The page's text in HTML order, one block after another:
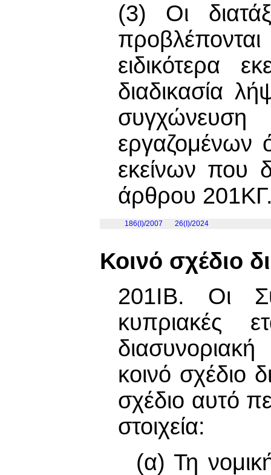
(3) Οι
ειδικότερα
διαδικασία
εργαζομένων
εκείνων που
άρθρου
186(I)/2007 26(I)/2024
Κοινό σχέδιο
201IΒ. Οι
κυπριακές
κοινό σχέδιο
σχέδιο αυτό
στοιχεία:
(α) Τη